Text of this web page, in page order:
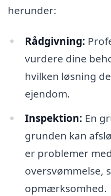
herunder:
Rådgivning:
vurdere dine
hvilken løsning
ejendom.
Inspektion: En
grunden kan
er problemer
oversvømmelse,
opmærksomhed.